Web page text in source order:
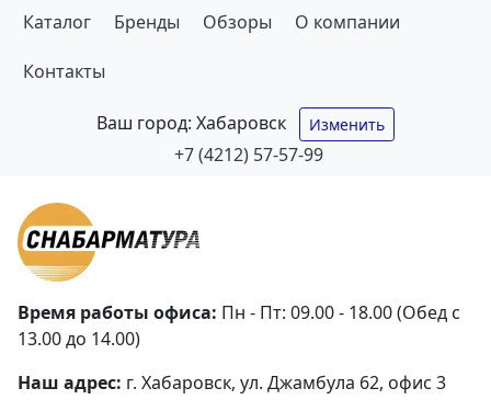
Каталог Бренды Обзоры О компании
Контакты
Ваш город: Хабаровск Изменить
+7 (4212) 57-57-99
Время работы офиса: Пн - Пт: 09.00 - 18.00 (Обед с
13.00 до 14.00)
Наш адрес: г. Хабаровск, ул. Джамбула 62, офис 3